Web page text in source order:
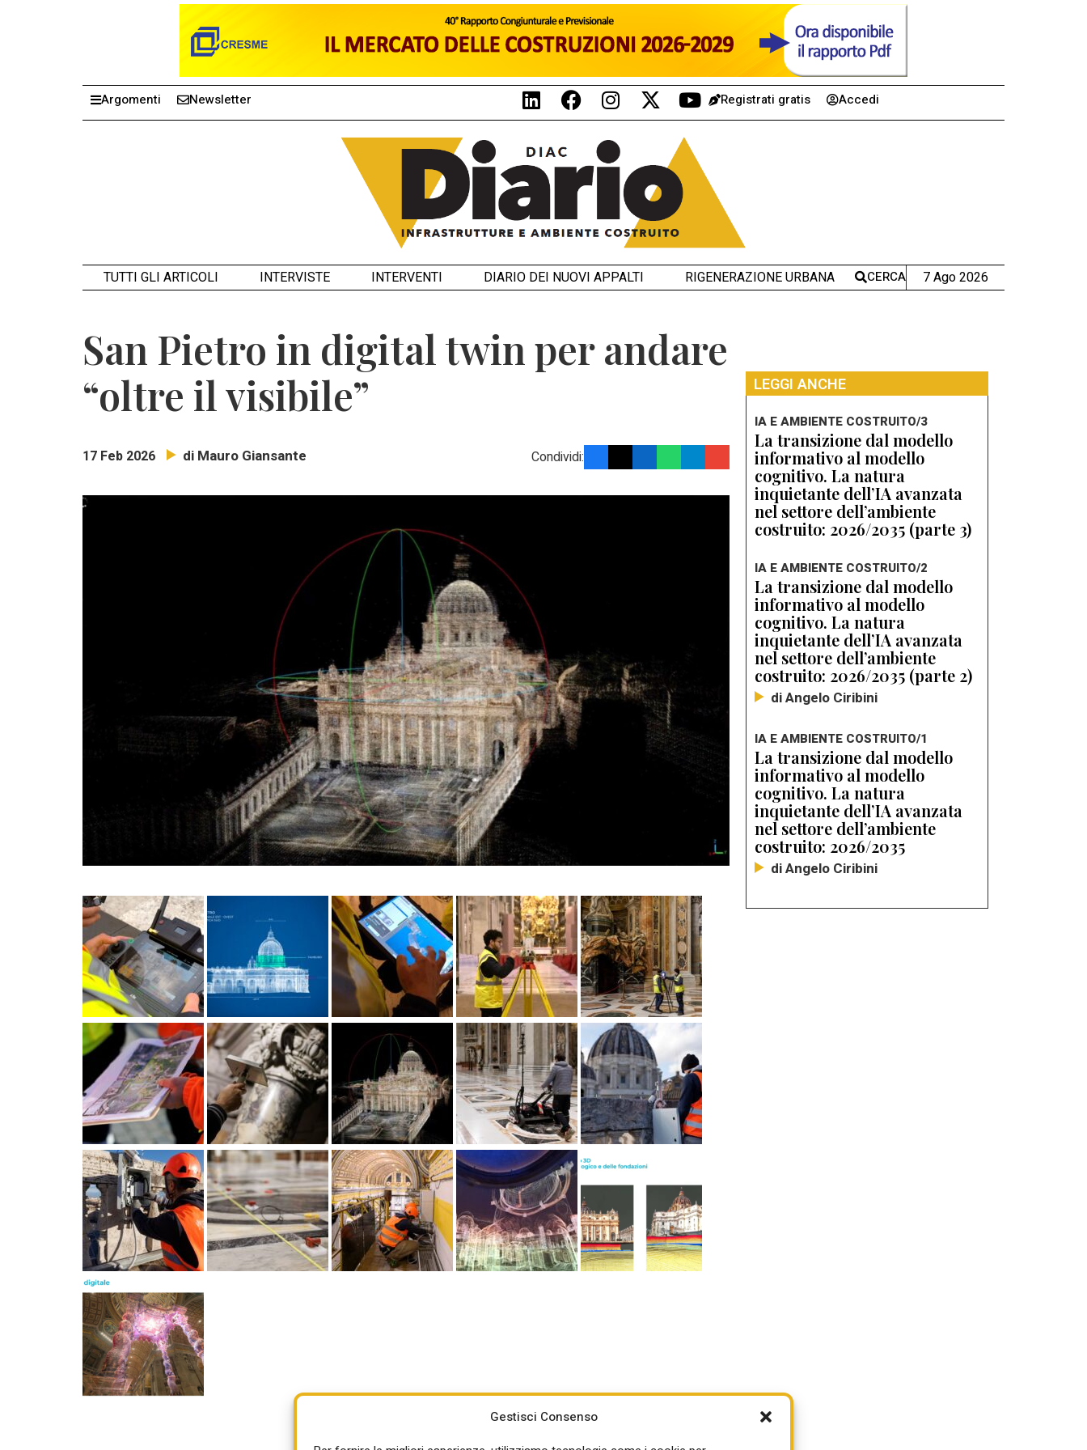
Gestisci Consenso
Argomenti Newsletter Registrati gratis Accedi
TUTTI GLI ARTICOLI INTERVISTE INTERVENTI DIARIO DEI NUOVI APPALTI RIGENERAZIONE URBANA CERCA 7 Ago 2026
San Pietro in digital twin per andare
“oltre il visibile”
17 Feb 2026 di Mauro Giansante Condividi:
LEGGI ANCHE
IA E AMBIENTE COSTRUITO/3
La transizione dal modello
informativo al modello
cognitivo. La natura
inquietante dell’IA avanzata
nel settore dell’ambiente
costruito: 2026/2035 (parte 3)
IA E AMBIENTE COSTRUITO/2
La transizione dal modello
informativo al modello
cognitivo. La natura
inquietante dell’IA avanzata
nel settore dell’ambiente
costruito: 2026/2035 (parte 2)
di Angelo Ciribini
IA E AMBIENTE COSTRUITO/1
La transizione dal modello
informativo al modello
cognitivo. La natura
inquietante dell’IA avanzata
nel settore dell’ambiente
costruito: 2026/2035
di Angelo Ciribini